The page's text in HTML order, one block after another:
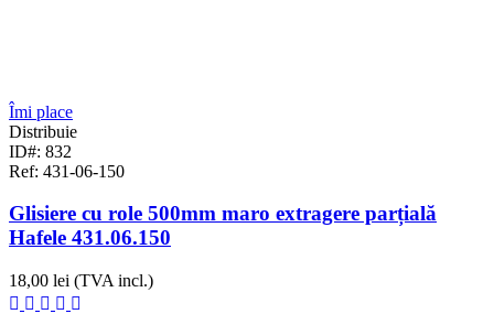
Îmi place
Distribuie
ID#: 832
Ref: 431-06-150
Glisiere cu role 500mm maro extragere parțială
Hafele 431.06.150
18,00 lei (TVA incl.)